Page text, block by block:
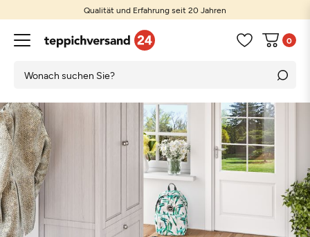
Qualität und Erfahrung seit 20 Jahren
0